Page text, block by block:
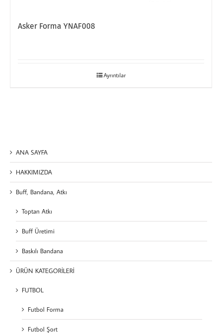
Asker Forma YNAF008
Ayrıntılar
ANA SAYFA
HAKKIMIZDA
Buff, Bandana, Atkı
Toptan Atkı
Buff Üretimi
Baskılı Bandana
ÜRÜN KATEGORİLERİ
FUTBOL
Futbol Forma
Futbol Şort